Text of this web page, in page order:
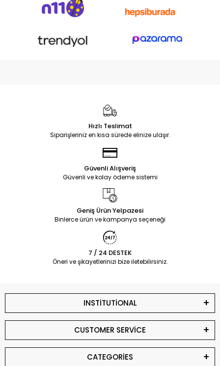
Hızlı Teslimat
Siparişleriniz en kısa sürede elinize ulaşır.
Güvenli Alışveriş
Güvenli ve kolay ödeme sistemi
Geniş Ürün Yelpazesi
Binlerce ürün ve kampanya seçeneği
7 / 24 DESTEK
Öneri ve şikayetlerinizi bize iletebilirsiniz.
INSTİTUTİONAL
CUSTOMER SERVİCE
CATEGORİES